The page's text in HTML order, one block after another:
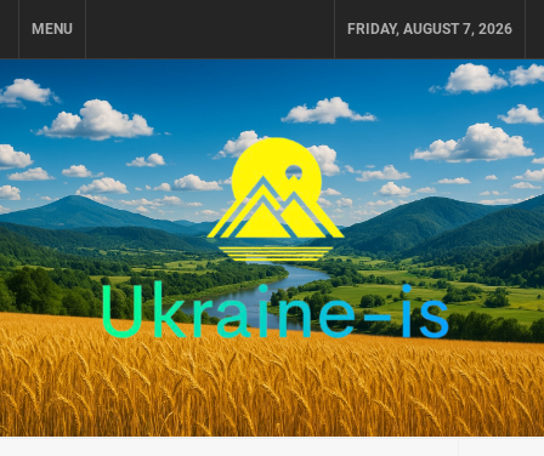
MENU FRIDAY, AUGUST 7, 2026
UKRAINE-IS
ПОДОРОЖI ПО УКРАЇНІ